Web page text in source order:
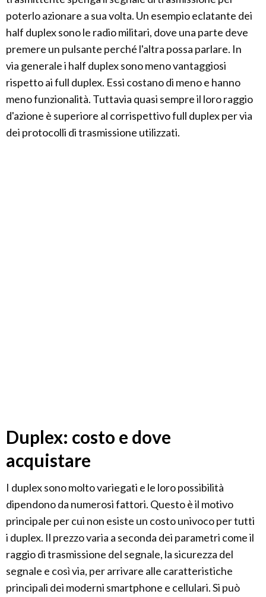
poterlo azionare a sua volta. Un esempio eclatante dei
half duplex sono le radio militari, dove una parte deve
premere un pulsante perché l'altra possa parlare. In
via generale i half duplex sono meno vantaggiosi
rispetto ai full duplex. Essi costano di meno e hanno
meno funzionalità. Tuttavia quasi sempre il loro raggio
d'azione è superiore al corrispettivo full duplex per via
dei protocolli di trasmissione utilizzati.
Duplex: costo e dove
acquistare
I duplex sono molto variegati e le loro possibilità
dipendono da numerosi fattori. Questo è il motivo
principale per cui non esiste un costo univoco per tutti
i duplex. Il prezzo varia a seconda dei parametri come il
raggio di trasmissione del segnale, la sicurezza del
segnale e così via, per arrivare alle caratteristiche
principali dei moderni smartphone e cellulari. Si può